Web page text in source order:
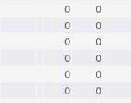
0
0
0
0
0
0
0
0
0
0
0
0